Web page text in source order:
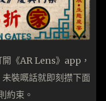
《AR Lens》app，
裝嘅話就即刻㩒下面
約束。